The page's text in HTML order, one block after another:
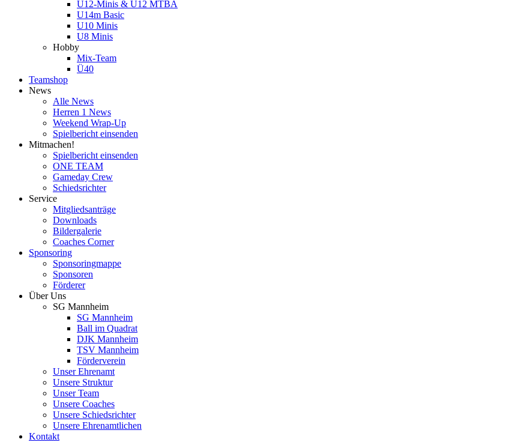
U12-Minis & U12 MTBA
U14m Basic
U10 Minis
U8 Minis
Hobby
Mix-Team
Ü40
Teamshop
News
Alle News
Herren 1 News
Weekend Wrap-Up
Spielbericht einsenden
Mitmachen!
Spielbericht einsenden
ONE TEAM
Gameday Crew
Schiedsrichter
Service
Mitgliedsanträge
Downloads
Bildergalerie
Coaches Corner
Sponsoring
Sponsoringmappe
Sponsoren
Förderer
Über Uns
SG Mannheim
SG Mannheim
Ball im Quadrat
DJK Mannheim
TSV Mannheim
Förderverein
Unser Ehrenamt
Unsere Struktur
Unser Team
Unsere Coaches
Unsere Schiedsrichter
Unsere Ehrenamtlichen
Kontakt